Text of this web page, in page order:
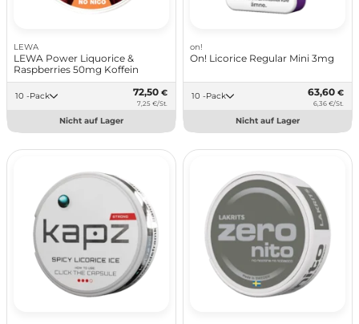
LEWA
LEWA Power Liquorice &
Raspberries 50mg Koffein
10 -Pack 72,50 €
7,25 €/St.
Nicht auf Lager
on!
On! Licorice Regular Mini 3mg
10 -Pack 63,60 €
6,36 €/St.
Nicht auf Lager